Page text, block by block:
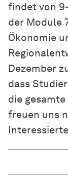
findet von
der Module
Ökonomie
Dezember
dass
die
freuen uns